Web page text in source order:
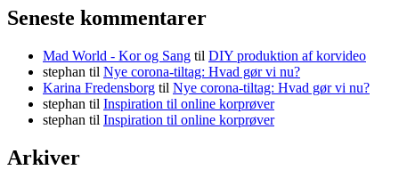
Seneste kommentarer
Mad World - Kor og Sang til DIY produktion af korvideo
stephan til Nye corona-tiltag: Hvad gør vi nu?
Karina Fredensborg til Nye corona-tiltag: Hvad gør vi nu?
stephan til Inspiration til online korprøver
stephan til Inspiration til online korprøver
Arkiver